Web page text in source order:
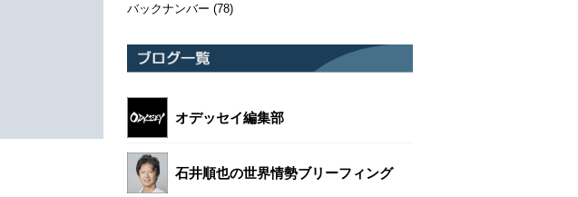
バックナンバー (78)
オデッセイ編集部
石井順也の世界情勢ブリーフィング